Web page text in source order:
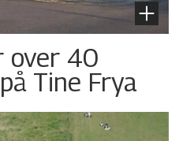
over 40
Tine Frya